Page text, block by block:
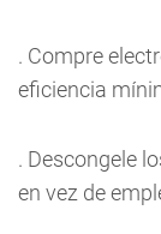
. Compre
eficiencia
. Descongele
en vez de